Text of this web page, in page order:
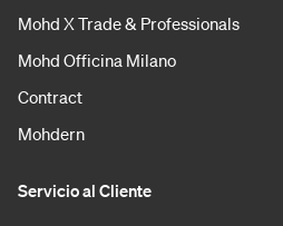
Mohd X Trade & Professionals
Mohd Officina Milano
Contract
Mohdern
Servicio al Cliente